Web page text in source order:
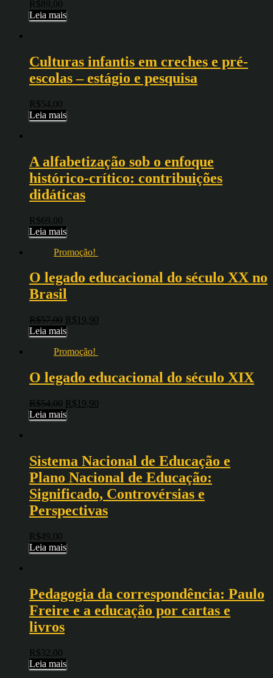
R$89,00
Leia mais
Culturas infantis em creches e pré-
escolas – estágio e pesquisa
R$54,00
Leia mais
A alfabetização sob o enfoque
histórico-crítico: contribuições
didáticas
R$69,00
Leia mais
Promoção!
O legado educacional do século XX no
Brasil
R$57,00 R$ 19,90
Leia mais
Promoção!
O legado educacional do século XIX
R$54,00 R$ 19,90
Leia mais
Sistema Nacional de Educação e
Plano Nacional de Educação:
Significado, Controvérsias e
Perspectivas
R$49,00
Leia mais
Pedagogia da correspondência: Paulo
Freire e a educação por cartas e
livros
R$32,00
Leia mais